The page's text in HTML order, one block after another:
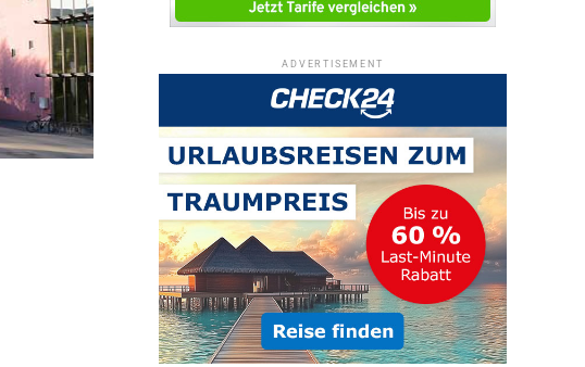
ADVERTISEMENT